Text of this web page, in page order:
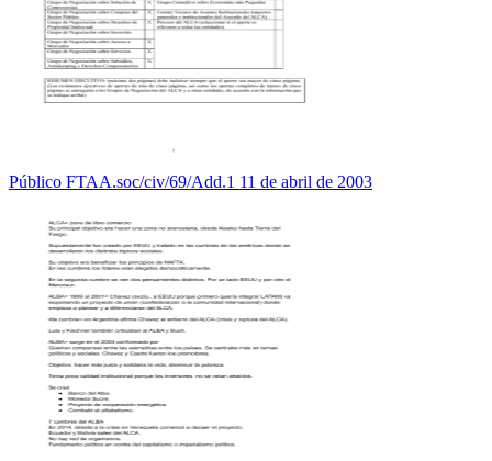
Público FTAA.soc/civ/69/Add.1 11 de abril de 2003